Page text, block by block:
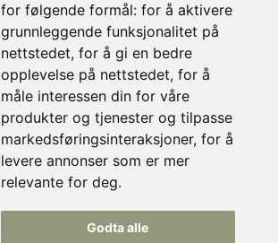
for følgende formål: for å aktivere
grunnleggende funksjonalitet på
nettstedet, for å gi en bedre
opplevelse på nettstedet, for å
måle interessen din for våre
produkter og tjenester og tilpasse
markedsføringsinteraksjoner, for å
levere annonser som er mer
relevante for deg.
Godta alle
907 76 420
948 80 685
Følg oss på Facebook